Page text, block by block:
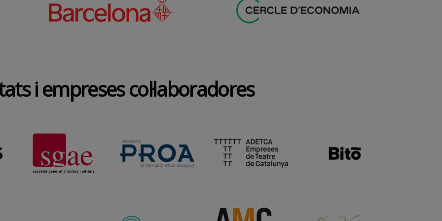
i empreses col·laboradores